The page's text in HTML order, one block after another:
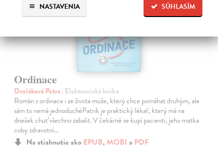
SÚHLASÍM
NASTAVENIA
Ordinace
Dvořáková Petra| Elektronická kniha
Román z ordinace i ze života muže, který chce pomáhat druhým, ale
sám to nemá jednoduchéPatrik je praktický lékař, který má na
dnešek chuť všechno zabalit. V čekárně se kupí pacienti, jeho matka
coby zdravotní…
Na stiahnutie ako EPUB, MOBI a PDF